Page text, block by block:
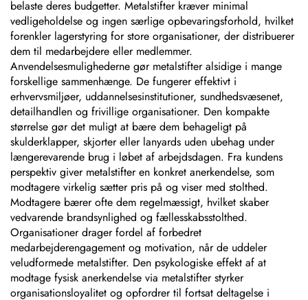
belaste deres budgetter. Metalstifter kræver minimal
vedligeholdelse og ingen særlige opbevaringsforhold, hvilket
forenkler lagerstyring for store organisationer, der distribuerer
dem til medarbejdere eller medlemmer.
Anvendelsesmulighederne gør metalstifter alsidige i mange
forskellige sammenhænge. De fungerer effektivt i
erhvervsmiljøer, uddannelsesinstitutioner, sundhedsvæsenet,
detailhandlen og frivillige organisationer. Den kompakte
størrelse gør det muligt at bære dem behageligt på
skulderklapper, skjorter eller lanyards uden ubehag under
længerevarende brug i løbet af arbejdsdagen. Fra kundens
perspektiv giver metalstifter en konkret anerkendelse, som
modtagere virkelig sætter pris på og viser med stolthed.
Modtagere bærer ofte dem regelmæssigt, hvilket skaber
vedvarende brandsynlighed og fællesskabsstolthed.
Organisationer drager fordel af forbedret
medarbejderengagement og motivation, når de uddeler
veludformede metalstifter. Den psykologiske effekt af at
modtage fysisk anerkendelse via metalstifter styrker
organisationsloyalitet og opfordrer til fortsat deltagelse i